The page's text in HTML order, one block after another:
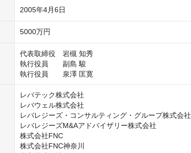
2005年4月6日
5000万円
代表取締役　岩槻 知秀
執行役員　　副島 駿
執行役員　　泉澤 匡寛
レバテック株式会社
レバウェル株式会社
レバレジーズ・コンサルティング・グループ株式会社
レバレジーズM&Aアドバイザリー株式会社
株式会社FNC
株式会社FNC神奈川